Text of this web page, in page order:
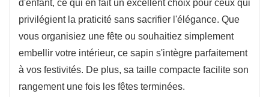
et festive, même dans les espaces réduits. Ses
branches d'un vert luxuriant offrent un
magnifique écrin à vos décorations préférées,
invitant à la personnalisation et à la créativité.
Fabriqué avec des matériaux de qualité, cet
d'enfant, ce qui en fait un excellent choix pour ceux qui
privilégient la praticité sans sacrifier l'élégance. Que
vous organisiez une fête ou souhaitiez simplement
embellir votre intérieur, ce sapin s'intègre parfaitement
à vos festivités. De plus, sa taille compacte facilite son
rangement une fois les fêtes terminées.